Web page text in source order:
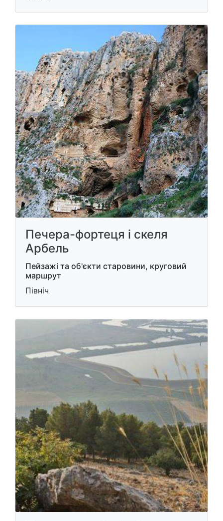
Печера-фортеця і скеля
Арбель
Пейзажі та об'єкти старовини, круговий
маршрут
Північ